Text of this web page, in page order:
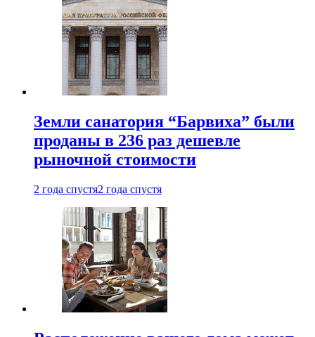
Земли санатория “Барвиха” были
проданы в 236 раз дешевле
рыночной стоимости
2 года спустя2 года спустя